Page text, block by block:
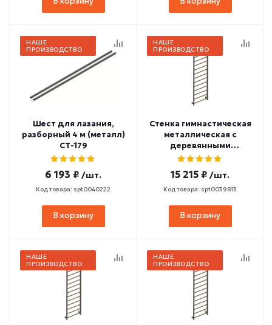
НАШЕ
ПРОИЗВОДСТВО
Шест для лазания,
разборный 4 м (металл)
СТ-179
6 193 ₽ /шт.
Код товара: spt0040222
В корзину
НАШЕ
ПРОИЗВОДСТВО
Стенка гимнастическая
металлическая с
деревянными
перекладинами (с
СТ-160
15 215 ₽ /шт.
Код товара: spt0039813
В корзину
НАШЕ
ПРОИЗВОДСТВО
НАШЕ
ПРОИЗВОДСТВО